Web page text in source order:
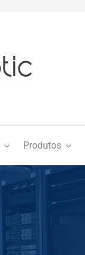
Produtos